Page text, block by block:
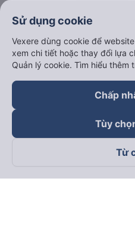
Theo dõi chúng tôi trên
Sử dụng cookie
Vexere dùng cookie để
xem chi tiết hoặc thay đổi lựa
Quản lý cookie. Tìm hiểu thêm
Chấp
Tùy
Từ